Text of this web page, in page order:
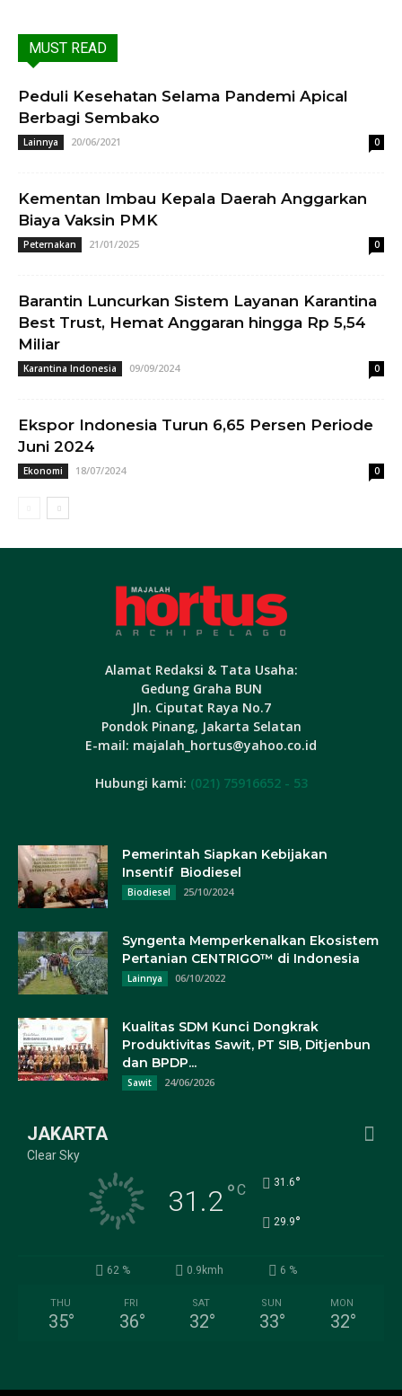
MUST READ
Peduli Kesehatan Selama Pandemi Apical
Berbagi Sembako
Lainnya 20/06/2021 0
Kementan Imbau Kepala Daerah Anggarkan
Biaya Vaksin PMK
Peternakan 21/01/2025 0
Barantin Luncurkan Sistem Layanan Karantina
Best Trust, Hemat Anggaran hingga Rp 5,54
Miliar
Karantina Indonesia 09/09/2024 0
Ekspor Indonesia Turun 6,65 Persen Periode
Juni 2024
Ekonomi 18/07/2024 0
Alamat Redaksi & Tata Usaha:
Gedung Graha BUN
Jln. Ciputat Raya No.7
Pondok Pinang, Jakarta Selatan
E-mail: majalah_hortus@yahoo.co.id
Hubungi kami: (021) 75916652 - 53
Pemerintah Siapkan Kebijakan
Insentif Biodiesel
Biodiesel 25/10/2024
Syngenta Memperkenalkan Ekosistem
Pertanian CENTRIGO™ di Indonesia
Lainnya 06/10/2022
Kualitas SDM Kunci Dongkrak
Produktivitas Sawit, PT SIB, Ditjenbun
dan BPDP...
Sawit 24/06/2026
JAKARTA
Clear Sky
31.2°C 31.6°
29.9°
62 % 0.9kmh 6 %
THU
35°
FRI
36°
SAT
32°
SUN
33°
MON
32°